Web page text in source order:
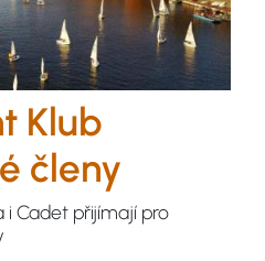
Klub
členy
i Cadet přijímají pro